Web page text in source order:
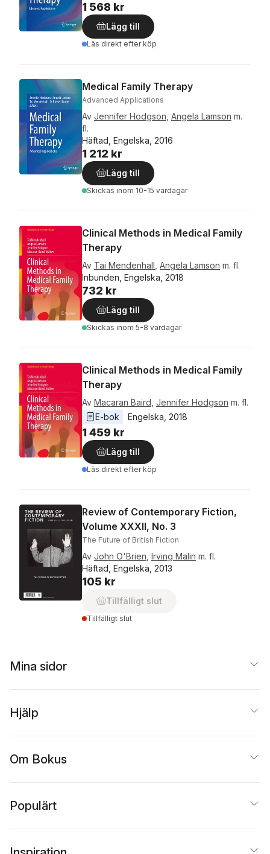
1 568 kr
Lägg till
Läs direkt efter köp
Medical Family Therapy
Advanced Applications
Av Jennifer Hodgson Angela Lamson m.
fl.
Häftad, Engelska, 2016
1 212 kr
Lägg till
Skickas inom 10-15 vardagar
Clinical Methods in Medical Family
Therapy
Av Tai Mendenhall Angela Lamson m. fl.
Inbunden, Engelska, 2018
732 kr
Lägg till
Skickas inom 5-8 vardagar
Clinical Methods in Medical Family
Therapy
Av Macaran Baird Jennifer Hodgson m. fl.
E-bok
Engelska 2018
1 459 kr
Lägg till
Läs direkt efter köp
Review of Contemporary Fiction,
Volume XXXII, No. 3
The Future of British Fiction
Av John O'Brien Irving Malin m. fl.
Häftad, Engelska, 2013
105 kr
Tillfälligt slut
Tillfälligt slut
Mina sidor
Hjälp
Om Bokus
Populärt